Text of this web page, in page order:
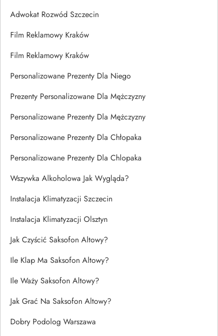
Adwokat Rozwód Szczecin
Film Reklamowy Kraków
Film Reklamowy Kraków
Personalizowane Prezenty Dla Niego
Prezenty Personalizowane Dla Mężczyzny
Personalizowane Prezenty Dla Mężczyzny
Personalizowane Prezenty Dla Chłopaka
Personalizowane Prezenty Dla Chlopaka
Wszywka Alkoholowa Jak Wygląda?
Instalacja Klimatyzacji Szczecin
Instalacja Klimatyzacji Olsztyn
Jak Czyścić Saksofon Altowy?
Ile Klap Ma Saksofon Altowy?
Ile Waży Saksofon Altowy?
Jak Grać Na Saksofon Altowy?
Dobry Podolog Warszawa